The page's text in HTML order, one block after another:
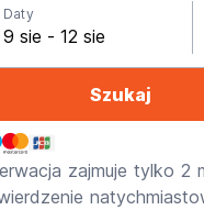
Daty
Szukaj
zajmuje tylko 2